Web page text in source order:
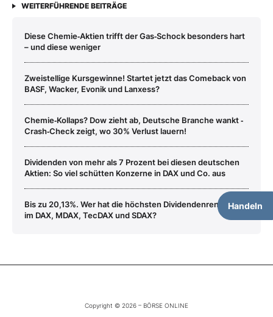
Handeln
WEITERFÜHRENDE BEITRÄGE
Diese Chemie‑Aktien trifft der Gas‑Schock besonders hart
– und diese weniger
Zweistellige Kursgewinne! Startet jetzt das Comeback von
BASF, Wacker, Evonik und Lanxess?
Chemie‑Kollaps? Dow zieht ab, Deutsche Branche wankt ‑
Crash‑Check zeigt, wo 30% Verlust lauern!
Dividenden von mehr als 7 Prozent bei diesen deutschen
Aktien: So viel schütten Konzerne in DAX und Co. aus
Bis zu 20,13%. Wer hat die höchsten Dividendenrenditen
im DAX, MDAX, TecDAX und SDAX?
Copyright © 2026 – BÖRSE ONLINE